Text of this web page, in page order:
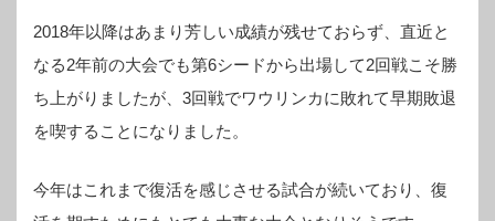
2018年以降はあまり芳しい成績が残せておらず、直近と
なる2年前の大会でも第6シードから出場して2回戦こそ勝
ち上がりましたが、3回戦でワウリンカに敗れて早期敗退
を喫することになりました。
今年はこれまで復活を感じさせる試合が続いており、復